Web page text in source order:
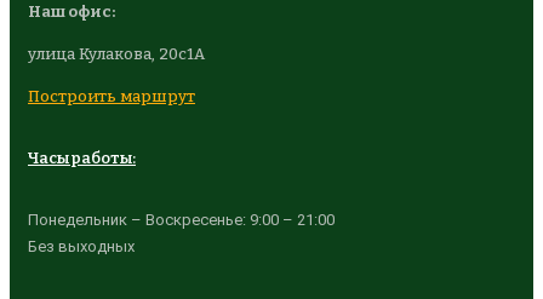
Наш офис:
улица Кулакова, 20с1А
Построить маршрут
Часы работы:
Понедельник – Воскресенье: 9:00 – 21:00
Без выходных